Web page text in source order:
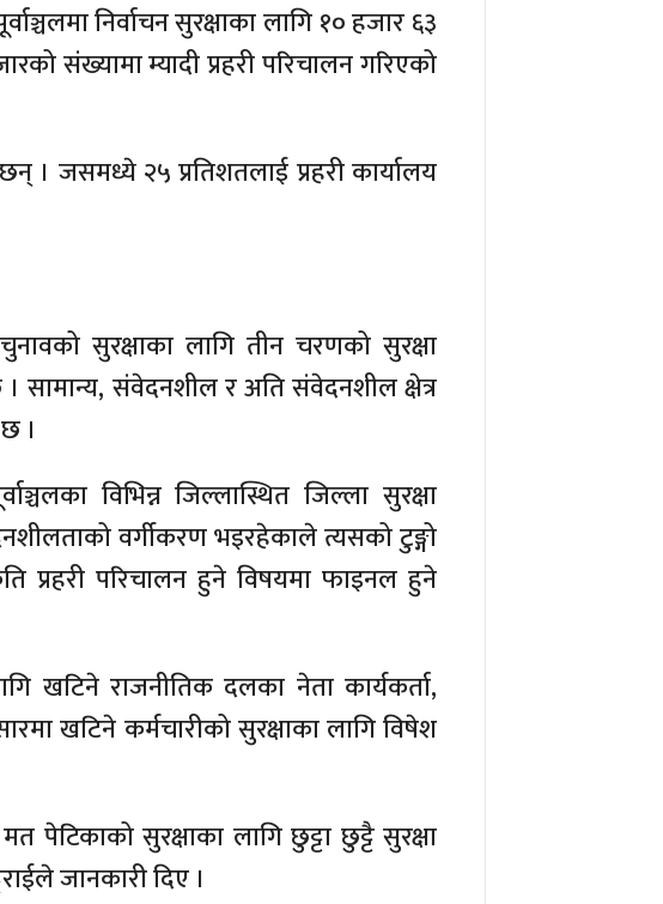
निर्वाचन सुरक्षाका लागि १० हजार ६३
संख्यामा म्यादी प्रहरी परिचालन गरिएको
। जसमध्ये २५ प्रतिशतलाई प्रहरी कार्यालय
सुरक्षाका लागि तीन चरणको सुरक्षा
सामान्य, संवेदनशील र अति संवेदनशील क्षेत्र
।
विभिन्न जिल्लास्थित जिल्ला सुरक्षा
वर्गीकरण भइरहेकाले त्यसको टुङ्गो
प्रहरी परिचालन हुने विषयमा फाइनल हुने
खटिने राजनीतिक दलका नेता कार्यकर्ता,
खटिने कर्मचारीको सुरक्षाका लागि विषेश
पेटिकाको सुरक्षाका लागि छुट्टा छुट्टै सुरक्षा
जानकारी दिए ।